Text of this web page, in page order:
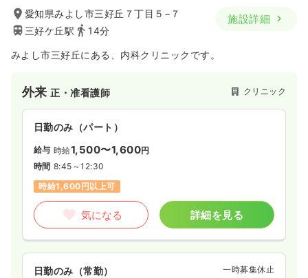
愛知県みよし市三好丘７丁目５−７
三好ケ丘駅
14分
施設詳細
みよし市三好丘にある、内科クリニックです。
外来正・准看護師 クリニック
日勤のみ（パート）
給与 時給1,500〜1,600円
時間 8:45～12:30
時給1,600円以上可
気になる 詳細を見る
日勤のみ（常勤） 一時募集休止